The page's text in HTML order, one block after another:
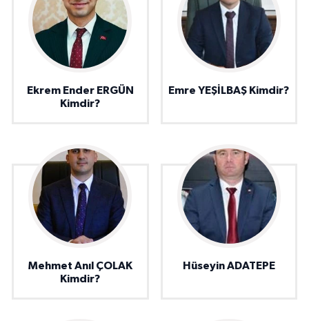
Ekrem Ender ERGÜN
Kimdir?
Emre YEŞİLBAŞ Kimdir?
Mehmet Anıl ÇOLAK
Kimdir?
Hüseyin ADATEPE